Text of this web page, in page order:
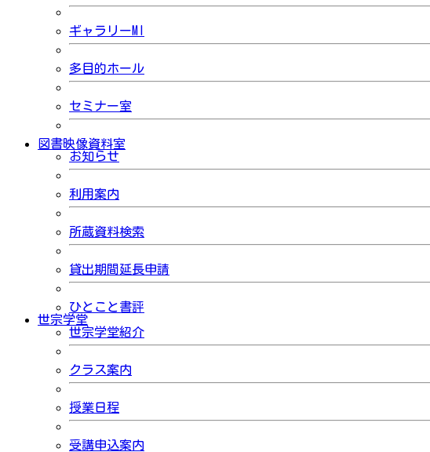
ギャラリーMI
多目的ホール
セミナー室
図書映像資料室
お知らせ
利用案内
所蔵資料検索
貸出期間延長申請
ひとこと書評
世宗学堂
世宗学堂紹介
クラス案内
授業日程
受講申込案内